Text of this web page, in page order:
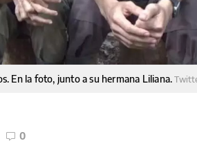
En la foto, junto a su hermana Liliana.
0